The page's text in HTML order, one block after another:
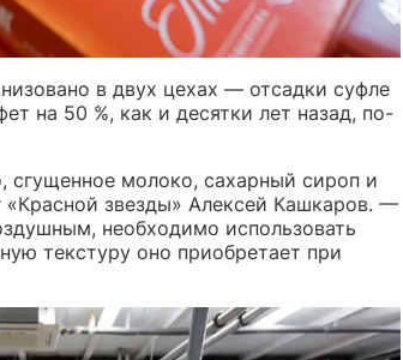
в двух цехах — отсадки суфле
на 50 %, как и десятки лет назад, по-
молоко, сахарный сироп и
звезды» Алексей Кашкаров. —
необходимо использовать
текстуру оно приобретает при